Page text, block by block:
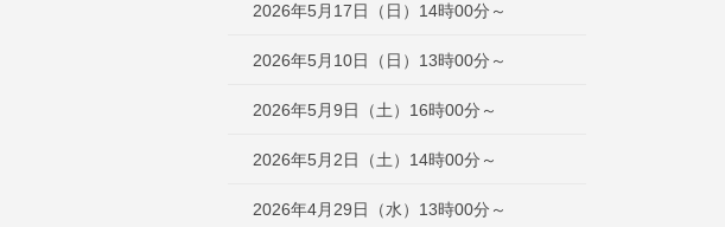
2026年5月17日（日）14時00分～
2026年5月10日（日）13時00分～
2026年5月9日（土）16時00分～
2026年5月2日（土）14時00分～
2026年4月29日（水）13時00分～